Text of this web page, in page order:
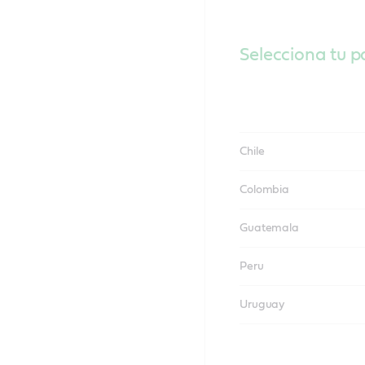
Selecciona tu
Chile
Colombia
Guatemala
Peru
Uruguay